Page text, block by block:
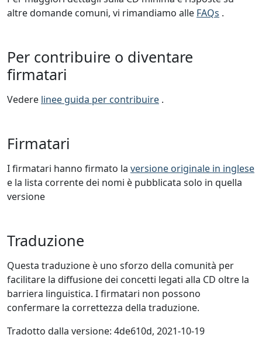
altre domande comuni, vi rimandiamo alle FAQs .
Per contribuire o diventare
firmatari
Vedere linee guida per contribuire .
Firmatari
I firmatari hanno firmato la versione originale in inglese
e la lista corrente dei nomi è pubblicata solo in quella
versione
Traduzione
Questa traduzione è uno sforzo della comunità per
facilitare la diffusione dei concetti legati alla CD oltre la
barriera linguistica. I firmatari non possono
confermare la correttezza della traduzione.
Tradotto dalla versione: 4de610d, 2021-10-19